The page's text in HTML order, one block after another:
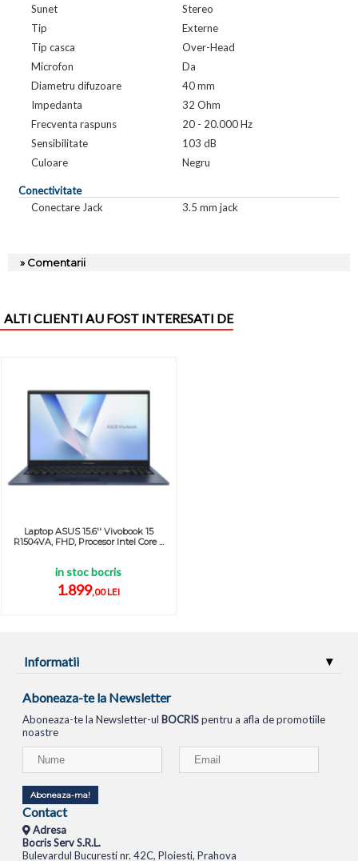
Sunet
Stereo
Tip
Externe
Tip casca
Over-Head
Microfon
Da
Diametru difuzoare
40 mm
Impedanta
32 Ohm
Frecventa raspuns
20 - 20.000 Hz
Sensibilitate
103 dB
Culoare
Negru
Conectivitate
Conectare Jack
3.5 mm jack
» Comentarii
ALTI CLIENTI AU FOST INTERESATI DE
Laptop ASUS 15.6'' Vivobook 15
R1504VA, FHD, Procesor Intel Core ...
in stoc bocris
1.899,00 LEI
Informatii
Aboneaza-te la Newsletter
Aboneaza-te la Newsletter-ul BOCRISpentru a afla de promotiile
noastre
Aboneaza-ma!
Contact
Adresa
Bocris Serv S.R.L.
Bulevardul Bucuresti nr. 42C, Ploiesti, Prahova